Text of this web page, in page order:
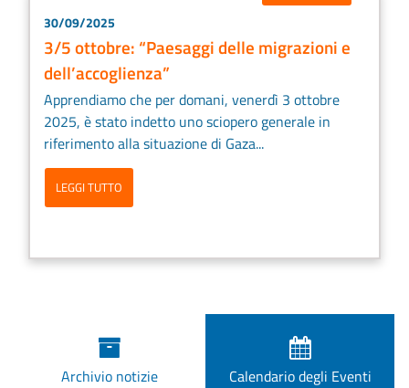
30/09/2025
3/5 ottobre: “Paesaggi delle migrazioni e
dell’accoglienza”
Apprendiamo che per domani, venerdì 3 ottobre
2025, è stato indetto uno sciopero generale in
riferimento alla situazione di Gaza...
LEGGI TUTTO
Archivio notizie Calendario degli Eventi